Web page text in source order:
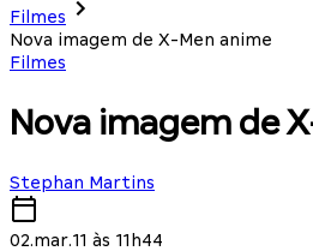
Filmes
Nova imagem de X-Men anime
Filmes
Nova imagem de
Stephan Martins
02.mar.11 às 11h44